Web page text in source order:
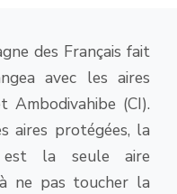
des Français fait
avec les aires
Ambodivahibe (CI).
aires protégées, la
est la seule aire
ne pas toucher la